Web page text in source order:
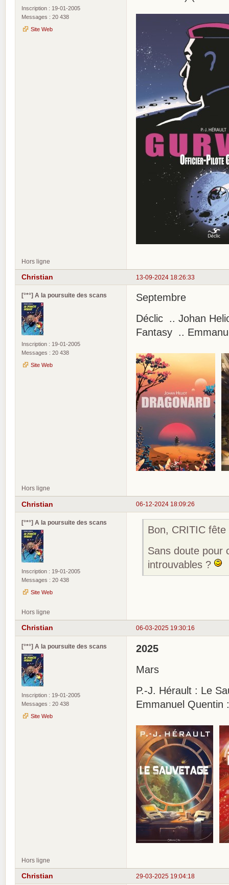
Inscription : 19-01-2005
Messages : 20 438
Site Web
Hors ligne
13-09-2024 18:26:33
Christian
[°*°] A la poursuite des scans
Inscription : 19-01-2005
Messages : 20 438
Site Web
Septembre
Déclic .. Johan
Fantasy ..
Hors ligne
06-12-2024 18:09:26
Christian
[°*°] A la poursuite des scans
Inscription : 19-01-2005
Messages : 20 438
Site Web
Bon, CRITIC
Sans doute pour
introuvables ?
Hors ligne
06-03-2025 19:30:16
Christian
[°*°] A la poursuite des scans
Inscription : 19-01-2005
Messages : 20 438
Site Web
2025
Mars
P.-J. Hérault : Le
Emmanuel Quentin
Hors ligne
29-03-2025 19:04:18
Christian